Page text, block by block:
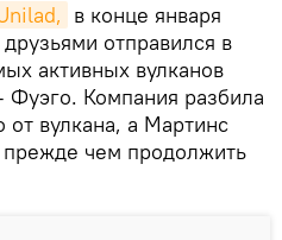
в конце января
отправился в
активных вулканов
Компания разбила
от вулкана, а Мартинс
чем продолжить